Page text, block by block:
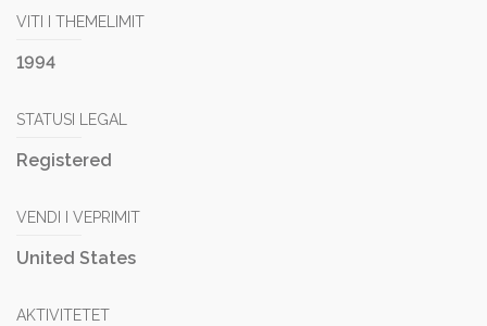
VITI I THEMELIMIT
1994
STATUSI LEGAL
Registered
VENDI I VEPRIMIT
United States
AKTIVITETET